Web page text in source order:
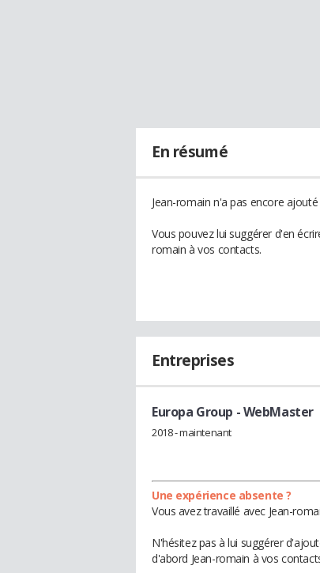
En résumé
Jean-romain n'a pas encore
Vous pouvez lui suggérer d'en
romain à vos contacts.
Entreprises
Europa Group - WebMaster
2018 - maintenant
Une expérience absente ?
Vous avez travaillé avec Jean-
N'hésitez pas à lui suggérer
d'abord Jean-romain à vos